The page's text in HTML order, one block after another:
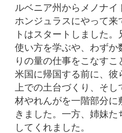
ルベニア州からメノナ
ホンジュラスにやって来
トはスタートしました
使い方を学ぶや、わずか
りの量の仕事をこなすこ
米国に帰国する前に、彼
上での土台づくり、そ
材やれんがを一階部分に
きました。一方、姉妹
してくれました。